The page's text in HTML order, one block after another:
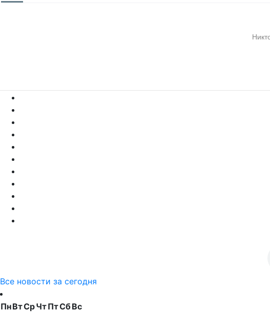
Все новости за сегодня
ПнВтСрЧтПтСбВс